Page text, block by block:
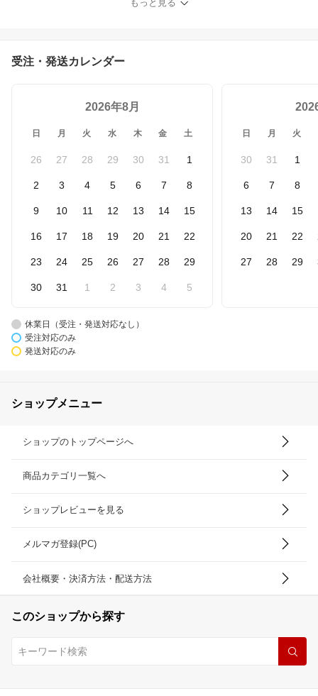
もっと見る
受注・発送カレンダー
2026年8月
日 月 火 水 木 金 土
26 27 28 29 30 31 1
2 3 4 5 6 7 8
9 10 11 12 13 14 15
16 17 18 19 20 21 22
23 24 25 26 27 28 29
30 31 1 2 3 4 5
日 月 火
30 31 1
6 7 8
13 14 15
20 21 22
27 28 29
休業日（受注・発送対応なし）
受注対応のみ
発送対応のみ
ショップメニュー
ショップのトップページへ
商品カテゴリ一覧へ
ショップレビューを見る
メルマガ登録(PC)
会社概要・決済方法・配送方法
このショップから探す